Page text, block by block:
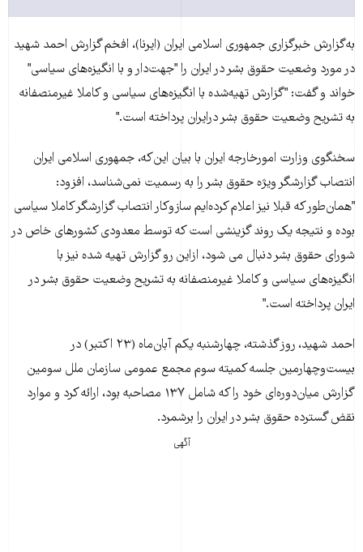
به‌گزارش خبرگزاری جمهوری اسلامی ايران (ايرنا)، افخم گزارش احمد شهيد
در مورد وضعيت حقوق بشر در ايران را "جهت‌دار و با انگيزه‌های سياسی"
خواند و گفت: "گزارش تهيه‌شده با انگيزه‌های سياسی و کاملا غيرمنصفانه
به تشريح وضعيت حقوق بشر درايران پرداخته است."
سخنگوی وزارت امورخارجه ايران با بيان اين‌که، جمهوری اسلامی ايران
انتصاب گزارشگر ويژه حقوق بشر را به رسميت نمی‌شناسد، افزود:
"همان‌طور که قبلا نيز اعلام کرده‌ايم سازوکار انتصاب گزارشگر کاملا سياسی
بوده و نتيجه يک روند گزينشی است که توسط معدودی کشورهای خاص در
شورای حقوق بشر دنبال می شود، ازاين رو گزارش تهيه شده نيز با
انگيزه‌های سياسی و کاملا غيرمنصفانه به تشريح وضعيت حقوق بشر در
ايران پرداخته است."
احمد شهید، روز گذشته، چهارشنبه یکم آبان‌ماه (۲۳ اکتبر) در
بیست‌وچهارمین جلسه کمیته سوم مجمع عمومی سازمان ملل سومین
گزارش میان‌دوره‌ای خود را که شامل ۱۳۷ مصاحبه بود، ارائه کرد و موارد
نقض گسترده حقوق بشر در ایران را برشمرد.
آگهی